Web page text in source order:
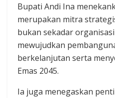
Bupati Andi Ina
merupakan mitra
bukan sekadar
mewujudkan
berkelanjutan serta
Emas 2045.
Ia juga menegaskan